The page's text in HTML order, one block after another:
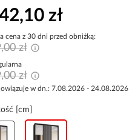
zł
cena z 30 dni przed obniżką:
zł
zł
w dn.: 7.08.2026 - 24.08.2026
[cm]